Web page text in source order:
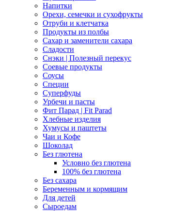
Напитки
Орехи, семечки и сухофрукты
Отруби и клетчатка
Продукты из полбы
Сахар и заменители сахара
Сладости
Снэки | Полезный перекус
Соевые продукты
Соусы
Специи
Суперфуды
Урбечи и пасты
Фит Парад | Fit Parad
Хлебные изделия
Хумусы и паштеты
Чаи и Кофе
Шоколад
Без глютена
Условно без глютена
100% без глютена
Без сахара
Беременным и кормящим
Для детей
Сыроедам